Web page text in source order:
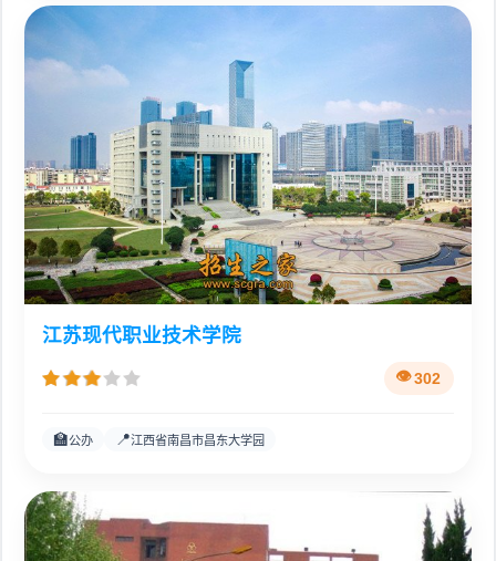
江苏现代职业技术学院
302
🏫公办 📍江西省南昌市昌东大学园